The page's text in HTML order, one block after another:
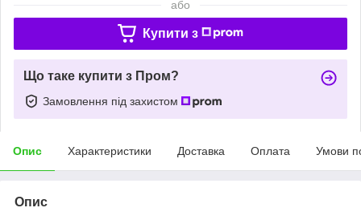
або
Купити з
Що таке купити з Пром?
Замовлення під захистом
Опис Характеристики Доставка Оплата Умови
Опис